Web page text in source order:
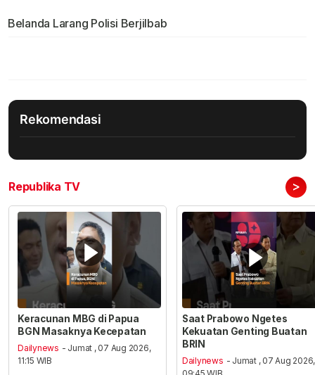
Belanda Larang Polisi Berjilbab
Rekomendasi
Republika TV >
Keracunan MBG di Papua
BGN Masaknya Kecepatan
Dailynews - Jumat , 07 Aug 2026,
11:15 WIB
Saat Prabowo Ngetes
Kekuatan Genting Buatan
BRIN
Dailynews - Jumat , 07 Aug 2026,